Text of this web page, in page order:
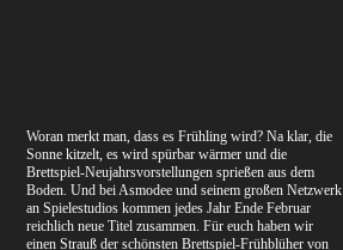
Woran merkt man, dass es Frühling wird? Na klar, die
Sonne kitzelt, es wird spürbar wärmer und die
Brettspiel-Neujahrsvorstellungen sprießen aus dem
Boden. Und bei Asmodee und seinem großen Netzwerk
an Spielestudios kommen jedes Jahr Ende Februar
reichlich neue Titel zusammen. Für euch haben wir
einen Strauß der schönsten Brettspiel-Frühblüher von